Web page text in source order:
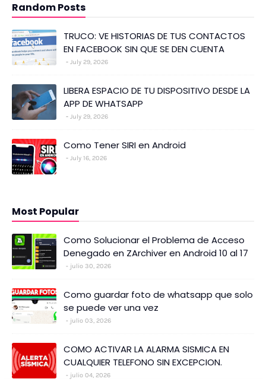
Random Posts
TRUCO: VE HISTORIAS DE TUS CONTACTOS
EN FACEBOOK SIN QUE SE DEN CUENTA
July 29, 2026
LIBERA ESPACIO DE TU DISPOSITIVO DESDE LA
APP DE WHATSAPP
July 29, 2026
Como Tener SIRI en Android
July 16, 2026
Most Popular
Como Solucionar el Problema de Acceso
Denegado en ZArchiver en Android 10 al 17
julio 30, 2026
Como guardar foto de whatsapp que solo
se puede ver una vez
julio 03, 2026
COMO ACTIVAR LA ALARMA SISMICA EN
CUALQUIER TELEFONO SIN EXCEPCION.
julio 04, 2026